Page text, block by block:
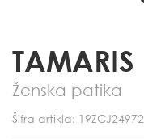
TAMARIS
Ženska patika
Šifra artikla: 19ZCJ24972